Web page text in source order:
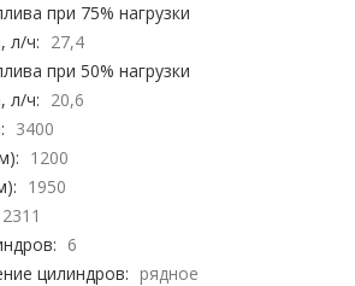
при 75% нагрузки
л/ч: 27,4
при 50% нагрузки
л/ч: 20,6
3400
1200
1950
2311
6
цилиндров: рядное